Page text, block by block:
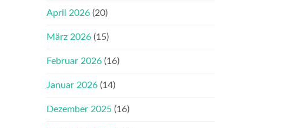
April 2026 (20)
März 2026 (15)
Februar 2026 (16)
Januar 2026 (14)
Dezember 2025 (16)